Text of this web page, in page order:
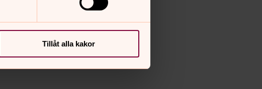
Tillåt alla kakor